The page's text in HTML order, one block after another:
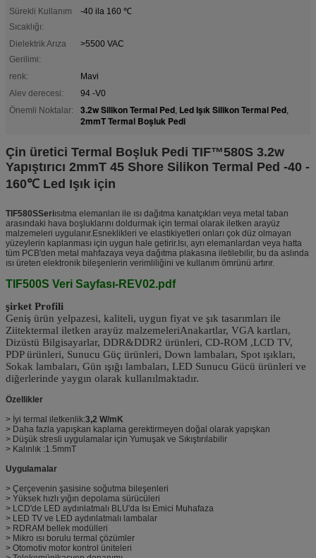
Sürekli Kullanım
Sıcaklığı:
-40 ila 160 ℃
Dielektrik Arıza
Gerilimi:
>5500 VAC
renk:
Mavi
Alev derecesi:
94 -V0
Önemli Noktalar:
3.2w Silikon Termal Ped, Led Işık Silikon Termal Ped,
2mmT Termal Boşluk Pedi
Çin üretici Termal Boşluk Pedi TIF™580S 3.2w
Yapıştırıcı 2mmT 45 Shore Silikon Termal Ped -40 -
160℃ Led Işık için
TIF580SSeriısıtma elemanları ile ısı dağıtma kanatçıkları veya metal taban
arasındaki hava boşluklarını doldurmak için termal olarak iletken arayüz
malzemeleri uygulanır.Esneklikleri ve elastikiyetleri onları çok düz olmayan
yüzeylerin kaplanması için uygun hale getirir.Isı, ayrı elemanlardan veya hatta
tüm PCB'den metal mahfazaya veya dağıtma plakasına iletilebilir, bu da aslında
ısı üreten elektronik bileşenlerin verimliliğini ve kullanım ömrünü artırır.
TIF500S Veri Sayfası-REV02.pdf
şirket Profili
Geniş ürün yelpazesi, kaliteli, uygun fiyat ve şık tasarımları ile
Ziitektermal iletken arayüz malzemeleriAnakartlar, VGA kartları,
Dizüstü Bilgisayarlar, DDR&DDR2 ürünleri, CD-ROM ,LCD TV,
PDP ürünleri, Sunucu Güç ürünleri, Down lambaları, Spot ışıkları,
Sokak lambaları, Gün ışığı lambaları, LED Sunucu Gücü ürünleri ve
diğerlerinde yaygın olarak kullanılmaktadır.
Özellikler
> İyi termal iletkenlik:3,2 W/mK
> Daha fazla yapışkan kaplama gerektirmeyen doğal olarak yapışkan
> Düşük stresli uygulamalar için Yumuşak ve Sıkıştırılabilir
> Kalınlık :1.5mmT
Uygulamalar
> Çerçevenin şasisine soğutma bileşenleri
> Yüksek hızlı yığın depolama sürücüleri
> LCD'de LED aydınlatmalı BLU'da Isı Emici Muhafaza
> LED TV ve LED aydınlatmalı lambalar
> RDRAM bellek modülleri
> Mikro ısı borulu termal çözümler
> Otomotiv motor kontrol üniteleri